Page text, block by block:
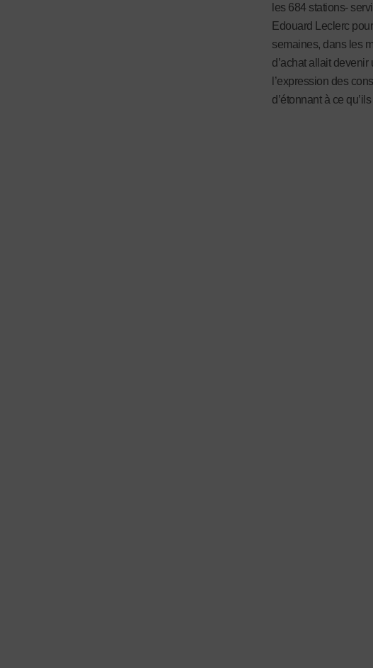
les 684 stations-
Edouard Leclerc
semaines, dans les
d’achat allait
l’expression des
d’étonnant à ce